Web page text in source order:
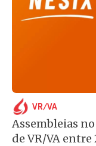
VR/VA
Assembleias
de VR/VA entre